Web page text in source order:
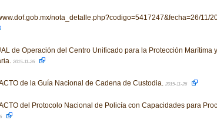
nota_detalle.php?codigo=5417247&fecha=26/11/
de Operación del Centro Unificado para la Protección Marítima y
2015-11-26
de la Guía Nacional de Cadena de Custodia. 2015-11-26
del Protocolo Nacional de Policía con Capacidades para